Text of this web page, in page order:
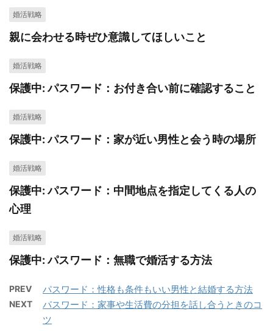
婚活戦略
親に会わせる時ぜひ意識してほしいこと
婚活戦略
保護中: パスワード：お付き合い前に確認すること
婚活戦略
保護中: パスワード：家が近い男性と会う時の場所
婚活戦略
保護中: パスワード：中間地点を指定してくる人の
心理
婚活戦略
保護中: パスワード：無職で婚活する方法
PREV パスワード：性格も条件もいい男性と結婚する方法
NEXT
パスワード：家事や生活費の分担を話し合うときのコ
ツ